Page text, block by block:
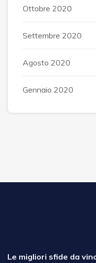
Ottobre 2020
Settembre 2020
Agosto 2020
Gennaio 2020
Le migliori sfide da